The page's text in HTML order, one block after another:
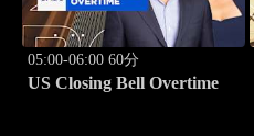
05:00-06:00 60分
US Closing Bell Overtime